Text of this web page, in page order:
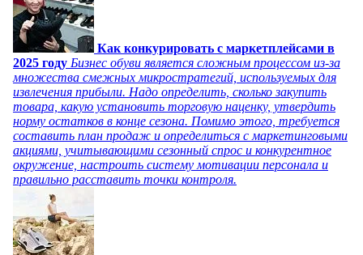
Как конкурировать с маркетплейсами в
2025 году Бизнес обуви является сложным процессом из-за
множества смежных микростратегий, используемых для
извлечения прибыли. Надо определить, сколько закупить
товара, какую установить торговую наценку, утвердить
норму остатков в конце сезона. Помимо этого, требуется
составить план продаж и определиться с маркетинговыми
акциями, учитывающими сезонный спрос и конкурентное
окружение, настроить систему мотивации персонала и
правильно расставить точки контроля.